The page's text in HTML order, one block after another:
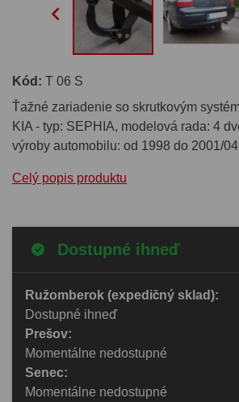

Kód: T 06 S
Ťažné zariadenie so skrutkovým
KIA - typ: SEPHIA, modelová rada: 4
výroby automobilu: od 1998 do 2001/
Celý popis produktu
Dostupné ihneď
Ružomberok (expedičný sklad):
Dostupné ihneď
Prešov:
Momentálne nedostupné
Senec:
Momentálne nedostupné